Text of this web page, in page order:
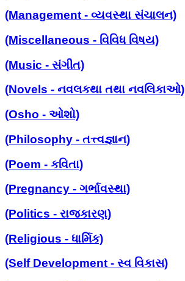
(Management - વ્યવસ્થા સંચાલન)
(Miscellaneous - વિવિધ વિષય)
(Music - સંગીત)
(Novels - નવલકથા તથા નવલિકાઓ)
(Osho - ઓશો)
(Philosophy - તત્ત્વજ્ઞાન)
(Poem - કવિતા)
(Pregnancy - ગર્ભાવસ્થા)
(Politics - રાજકારણ)
(Religious - ધાર્મિક)
(Self Development - સ્વ વિકાસ)